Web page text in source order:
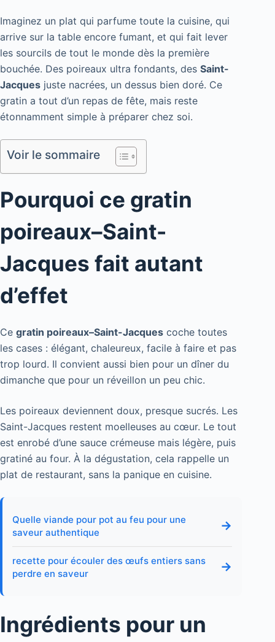
Imaginez un plat qui parfume toute la cuisine, qui
arrive sur la table encore fumant, et qui fait lever
les sourcils de tout le monde dès la première
bouchée. Des poireaux ultra fondants, des Saint-
Jacques juste nacrées, un dessus bien doré. Ce
gratin a tout d’un repas de fête, mais reste
étonnamment simple à préparer chez soi.
Voir le sommaire
Pourquoi ce gratin
poireaux–Saint-
Jacques fait autant
d’effet
Ce gratin poireaux–Saint-Jacques coche toutes
les cases : élégant, chaleureux, facile à faire et pas
trop lourd. Il convient aussi bien pour un dîner du
dimanche que pour un réveillon un peu chic.
Les poireaux deviennent doux, presque sucrés. Les
Saint-Jacques restent moelleuses au cœur. Le tout
est enrobé d’une sauce crémeuse mais légère, puis
gratiné au four. À la dégustation, cela rappelle un
plat de restaurant, sans la panique en cuisine.
Quelle viande pour pot au feu pour une
saveur authentique
→
recette pour écouler des œufs entiers sans
perdre en saveur
→
Ingrédients pour un